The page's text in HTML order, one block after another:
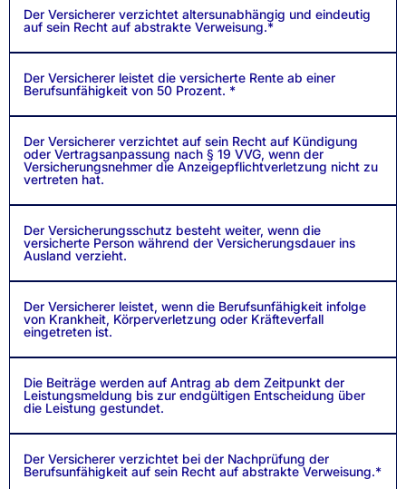
Der Versicherer verzichtet altersunabhängig und eindeutig
auf sein Recht auf abstrakte Verweisung.*
Der Versicherer leistet die versicherte Rente ab einer
Berufsunfähigkeit von 50 Prozent. *
Der Versicherer verzichtet auf sein Recht auf Kündigung
oder Vertragsanpassung nach § 19 VVG, wenn der
Versicherungsnehmer die Anzeigepflichtverletzung nicht zu
vertreten hat.
Der Versicherungsschutz besteht weiter, wenn die
versicherte Person während der Versicherungsdauer ins
Ausland verzieht.
Der Versicherer leistet, wenn die Berufsunfähigkeit infolge
von Krankheit, Körperverletzung oder Kräfteverfall
eingetreten ist.
Die Beiträge werden auf Antrag ab dem Zeitpunkt der
Leistungsmeldung bis zur endgültigen Entscheidung über
die Leistung gestundet.
Der Versicherer verzichtet bei der Nachprüfung der
Berufsunfähigkeit auf sein Recht auf abstrakte Verweisung.*